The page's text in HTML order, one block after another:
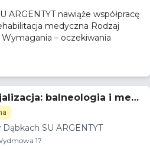
ARGENTYT nawiąże współpracę
medyczna Rodzaj
balneologia i medy
SU ARGENTYT
17